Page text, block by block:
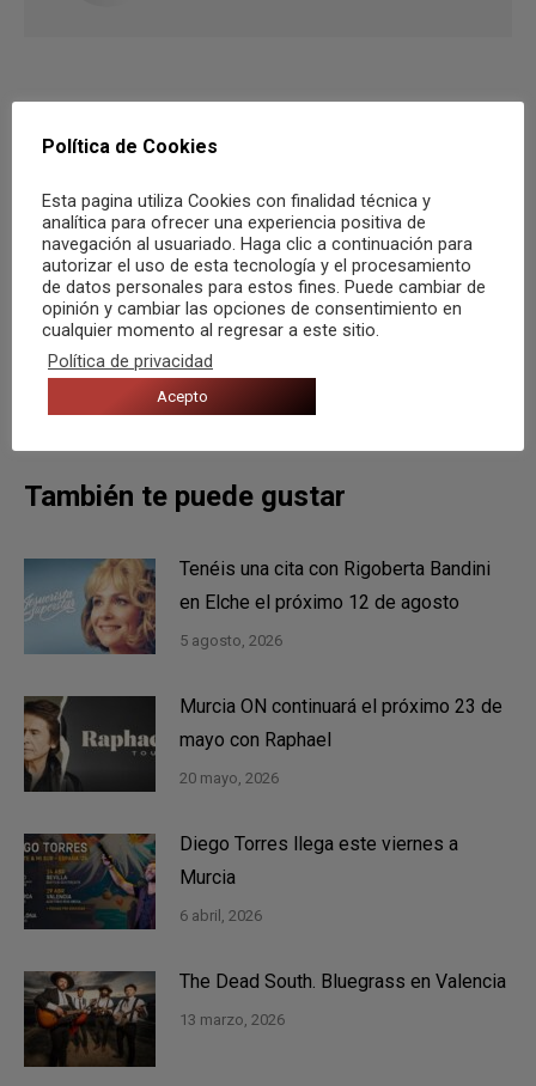
Navegación
entre
publicaciones
Publicación
anterior:
Contando los días para la nueva edición del
Spring Festival
SIGUIENTE
siguiente:
Murcia ON continuará el próximo 23 de
mayo con Raphael
También te puede gustar
Tenéis una cita con Rigoberta Bandini
en Elche el próximo 12 de agosto
5 agosto, 2026
Murcia ON continuará el próximo 23 de
mayo con Raphael
20 mayo, 2026
Diego Torres llega este viernes a
Murcia
6 abril, 2026
The Dead South. Bluegrass en Valencia
13 marzo, 2026
Política de Cookies
Esta pagina utiliza Cookies con finalidad técnica y
analítica para ofrecer una experiencia positiva de
navegación al usuariado. Haga clic a continuación para
autorizar el uso de esta tecnología y el procesamiento
de datos personales para estos fines. Puede cambiar de
opinión y cambiar las opciones de consentimiento en
cualquier momento al regresar a este sitio.
Política de privacidad
Acepto